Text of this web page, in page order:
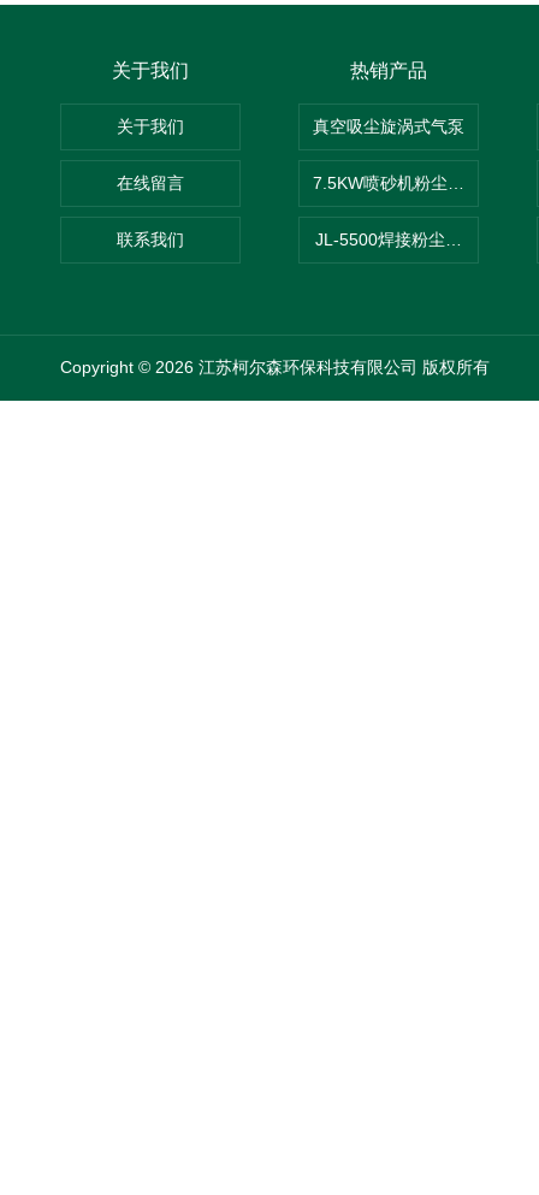
关于我们
关于我们
在线留言
联系我们
热销产品
真空吸尘旋涡式气泵
7.5KW喷砂机粉尘吸尘器
JL-5500焊接粉尘吸尘器
Copyright © 2026 江苏柯尔森环保科技有限公司 版权所有